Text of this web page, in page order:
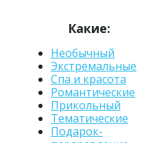
Какие:
Необычный
Экстремальные
Спа и красота
Романтические
Прикольный
Тематические
Подарок-